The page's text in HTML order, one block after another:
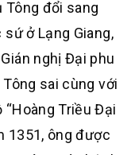
Tông đổi sang
ở Lạng Giang,
nghị Đại phu
sai cùng với
Triều Đại
1351, ông được